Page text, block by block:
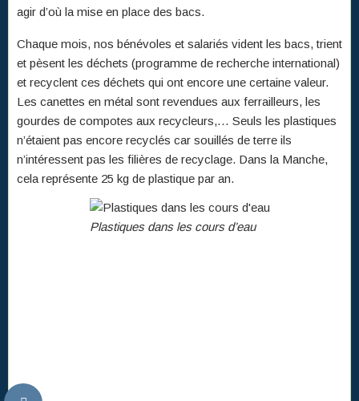
agir d’où la mise en place des bacs.
Chaque mois, nos bénévoles et salariés vident les bacs, trient
et pèsent les déchets (programme de recherche international)
et recyclent ces déchets qui ont encore une certaine valeur.
Les canettes en métal sont revendues aux ferrailleurs, les
gourdes de compotes aux recycleurs,… Seuls les plastiques
n’étaient pas encore recyclés car souillés de terre ils
n’intéressent pas les filières de recyclage. Dans la Manche,
cela représente 25 kg de plastique par an.
Plastiques dans les cours d’eau